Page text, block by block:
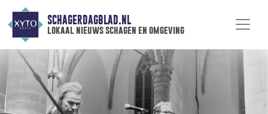
SCHAGERDAGBLAD.NL
lokaal nieuws schagen en omgeving